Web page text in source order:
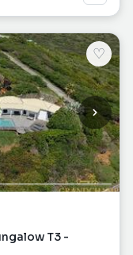
♡
T3 -